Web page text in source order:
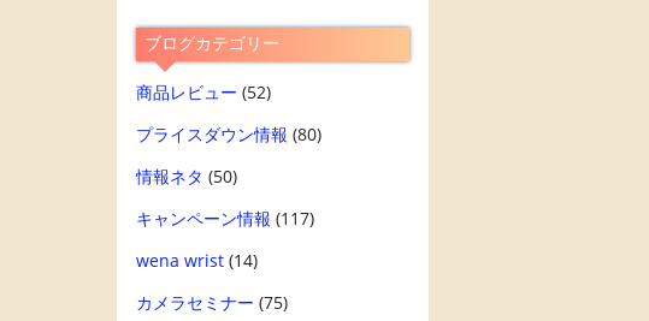
ブログカテゴリー
商品レビュー (52)
プライスダウン情報 (80)
情報ネタ (50)
キャンペーン情報 (117)
wena wrist(14)
カメラセミナー (75)